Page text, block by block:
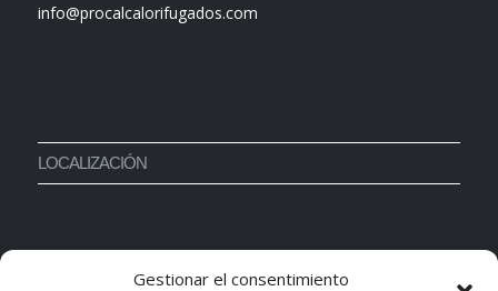
Gestionar el consentimiento
info@procalcalorifugados.com
LOCALIZACIÓN